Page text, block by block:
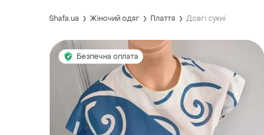
Shafa.ua Жіночий одяг Плаття Довгі сукні
Безпечна оплата